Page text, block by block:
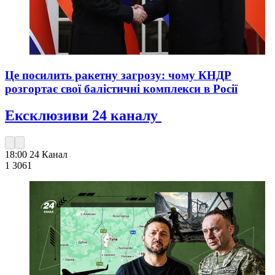
Це посилить ракетну загрозу: чому КНДР
розгортає свої балістичні комплекси в Росії
Ексклюзиви 24 каналу
18:00 24 Канал
1 3061